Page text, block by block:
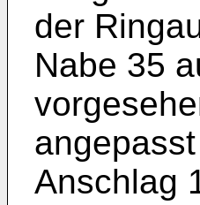
der
Nabe 35
Anschlag